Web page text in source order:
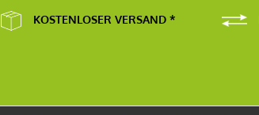
KOSTENLOSER VERSAND *